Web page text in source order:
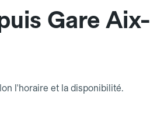
Gare Aix-
l'horaire et la disponibilité.